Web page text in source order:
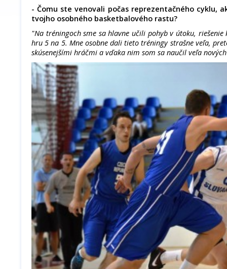
- Čomu ste venovali počas reprezentačného cyklu,
tvojho osobného basketbalového rastu?
"Na tréningoch sme sa hlavne učili pohyb v útoku,
hru 5 na 5. Mne osobne dali tieto tréningy strašne veľa,
skúsenejšími hráčmi a vďaka nim som sa naučil veľa